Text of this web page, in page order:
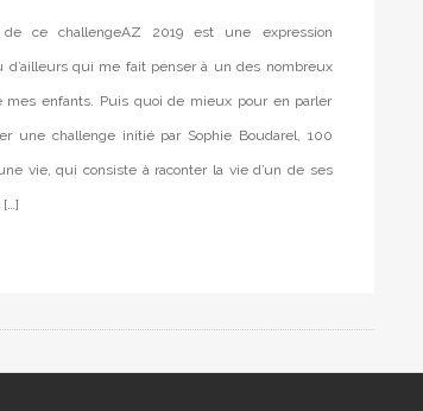
ce challengeAZ 2019 est une expression
d’ailleurs qui me fait penser à un des nombreux
mes enfants. Puis quoi de mieux pour en parler
une challenge initié par Sophie Boudarel, 100
vie, qui consiste à raconter la vie d’un de ses